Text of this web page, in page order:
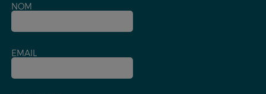
NOM
EMAIL